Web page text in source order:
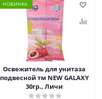
НОВИНКА
Освежитель для унитаза
подвесной тм NEW GALAXY
30гр., Личи